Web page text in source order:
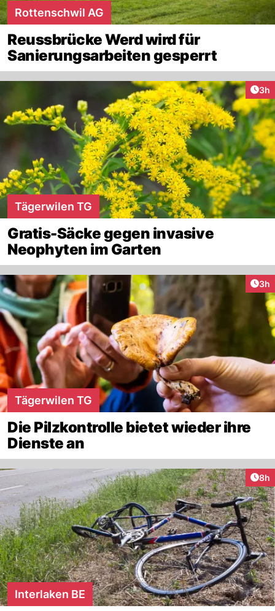
Rottenschwil AG
Reussbrücke Werd wird für
Sanierungsarbeiten gesperrt
3h
Tägerwilen TG
Gratis-Säcke gegen invasive
Neophyten im Garten
3h
Tägerwilen TG
Die Pilzkontrolle bietet wieder ihre
Dienste an
8h
Interlaken BE